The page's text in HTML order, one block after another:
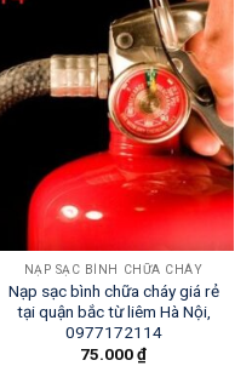
NẠP SẠC BÌNH CHỮA CHÁY
Nạp sạc bình chữa cháy giá rẻ
tại quận bắc từ liêm Hà Nội,
0977172114
75.000₫